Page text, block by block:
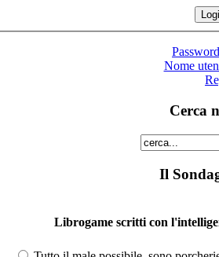
Nome
Cerca
Il
Librogame scritti con